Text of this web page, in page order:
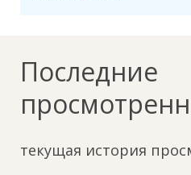
Последние
текущая история